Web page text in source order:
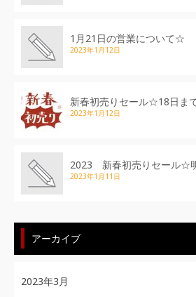
1月21日の営業について☆
2023年1月12日
新春初売りセール☆18日ま
2023年1月12日
2023 新春初売りセール☆
2023年1月11日
アーカイブ
2023年3月